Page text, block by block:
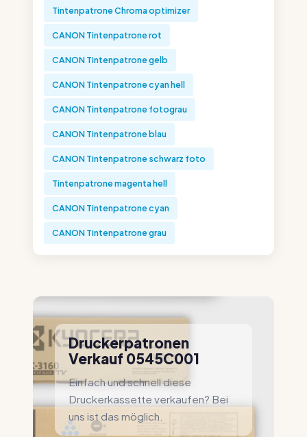
Tintenpatrone Chroma optimizer
CANON Tintenpatrone rot
CANON Tintenpatrone gelb
CANON Tintenpatrone cyan hell
CANON Tintenpatrone fotograu
CANON Tintenpatrone blau
CANON Tintenpatrone schwarz foto
Tintenpatrone magenta hell
CANON Tintenpatrone cyan
CANON Tintenpatrone grau
Druckerpatronen
Verkauf 0545C001
Einfach und schnell diese
Druckerkassette verkaufen? Bei
uns ist das möglich.